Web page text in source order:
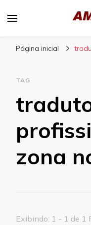
livre,
Página inicial
TAG
zona
Exibindo: 1 - 1 de 1